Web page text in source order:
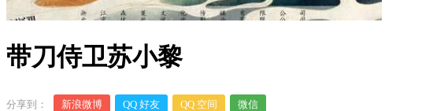
带刀侍卫苏小黎
分享到： 新浪微博 QQ 好友 QQ 空间 微信